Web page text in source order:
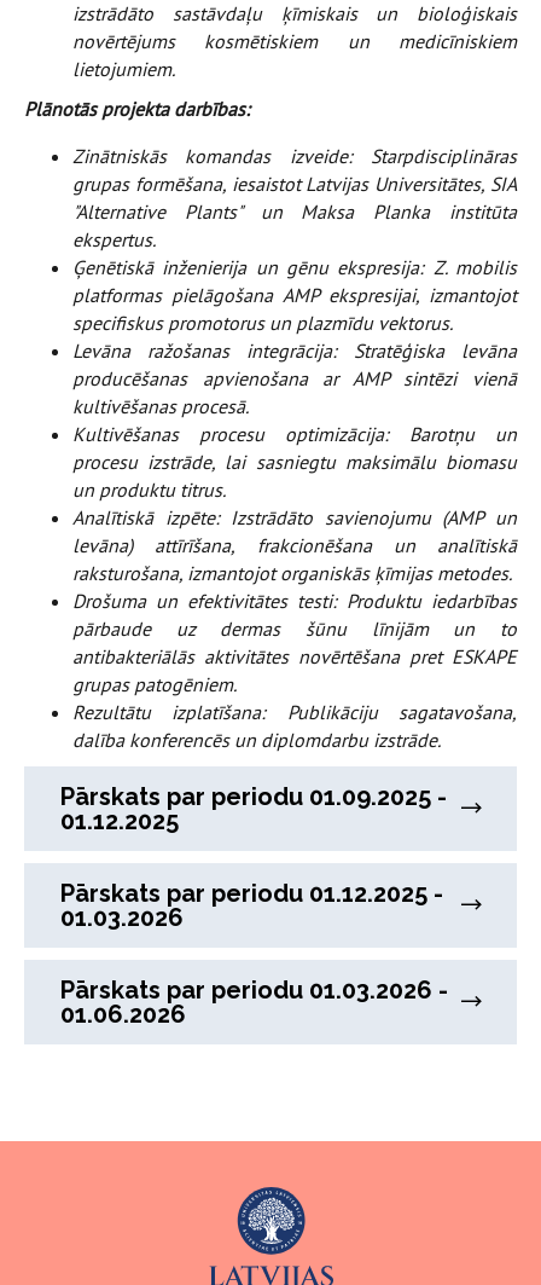
izstrādāto sastāvdaļu ķīmiskais un bioloģiskais
novērtējums kosmētiskiem un medicīniskiem
lietojumiem.
Plānotās projekta darbības:
Zinātniskās komandas izveide: Starpdisciplināras
grupas formēšana, iesaistot Latvijas Universitātes, SIA
"Alternative Plants" un Maksa Planka institūta
ekspertus.
Ģenētiskā inženierija un gēnu ekspresija: Z. mobilis
platformas pielāgošana AMP ekspresijai, izmantojot
specifiskus promotorus un plazmīdu vektorus.
Levāna ražošanas integrācija: Stratēģiska levāna
producēšanas apvienošana ar AMP sintēzi vienā
kultivēšanas procesā.
Kultivēšanas procesu optimizācija: Barotņu un
procesu izstrāde, lai sasniegtu maksimālu biomasu
un produktu titrus.
Analītiskā izpēte: Izstrādāto savienojumu (AMP un
levāna) attīrīšana, frakcionēšana un analītiskā
raksturošana, izmantojot organiskās ķīmijas metodes.
Drošuma un efektivitātes testi: Produktu iedarbības
pārbaude uz dermas šūnu līnijām un to
antibakteriālās aktivitātes novērtēšana pret ESKAPE
grupas patogēniem.
Rezultātu izplatīšana: Publikāciju sagatavošana,
dalība konferencēs un diplomdarbu izstrāde.
Pārskats par periodu 01.09.2025 -
01.12.2025
Pārskats par periodu 01.12.2025 -
01.03.2026
Pārskats par periodu 01.03.2026 -
01.06.2026